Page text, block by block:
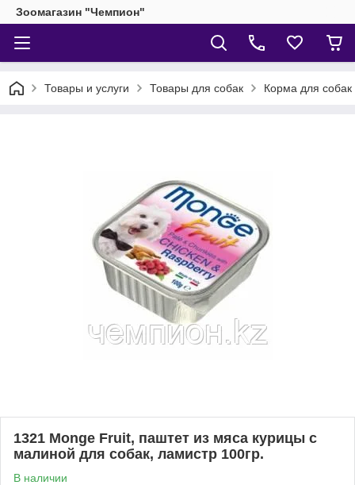
Зоомагазин "Чемпион"
Товары и услуги Товары для собак Корма для собак
1321 Monge Fruit, паштет из мяса курицы с
малиной для собак, ламистр 100гр.
В наличии